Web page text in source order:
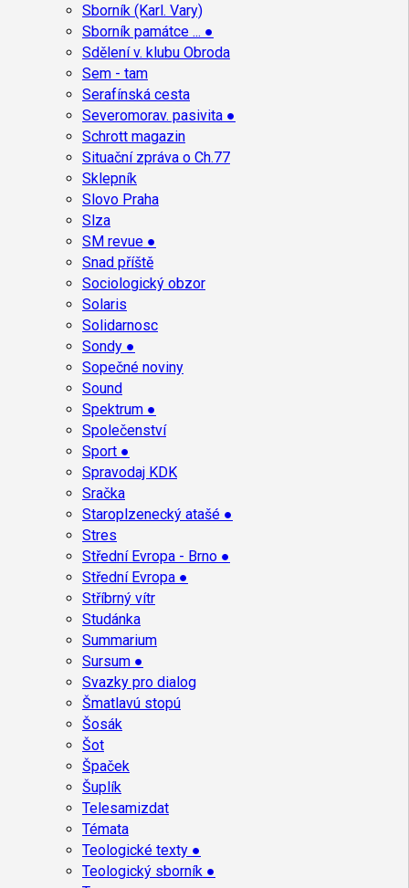
Sborník (Karl. Vary)
Sborník památce ... ●
Sdělení v. klubu Obroda
Sem - tam
Serafínská cesta
Severomorav. pasivita ●
Schrott magazin
Situační zpráva o Ch.77
Sklepník
Slovo Praha
Slza
SM revue ●
Snad příště
Sociologický obzor
Solaris
Solidarnosc
Sondy ●
Sopečné noviny
Sound
Spektrum ●
Společenství
Sport ●
Spravodaj KDK
Sračka
Staroplzenecký atašé ●
Stres
Střední Evropa - Brno ●
Střední Evropa ●
Stříbrný vítr
Studánka
Summarium
Sursum ●
Svazky pro dialog
Šmatlavú stopú
Šosák
Šot
Špaček
Šuplík
Telesamizdat
Témata
Teologické texty ●
Teologický sborník ●